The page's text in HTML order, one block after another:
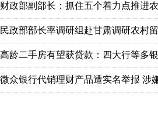
财政部副部长：抓住五个着力点推进
民政部部长率调研组赴甘肃调研农村
高龄二手房有望获贷款：四大行等多
微众银行代销理财产品遭实名举报 涉